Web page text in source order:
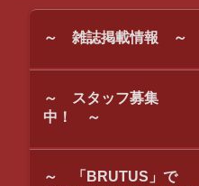
～ 雑誌掲載情報 ～
～ スタッフ募集
中！ ～
～ 「BRUTUS」で